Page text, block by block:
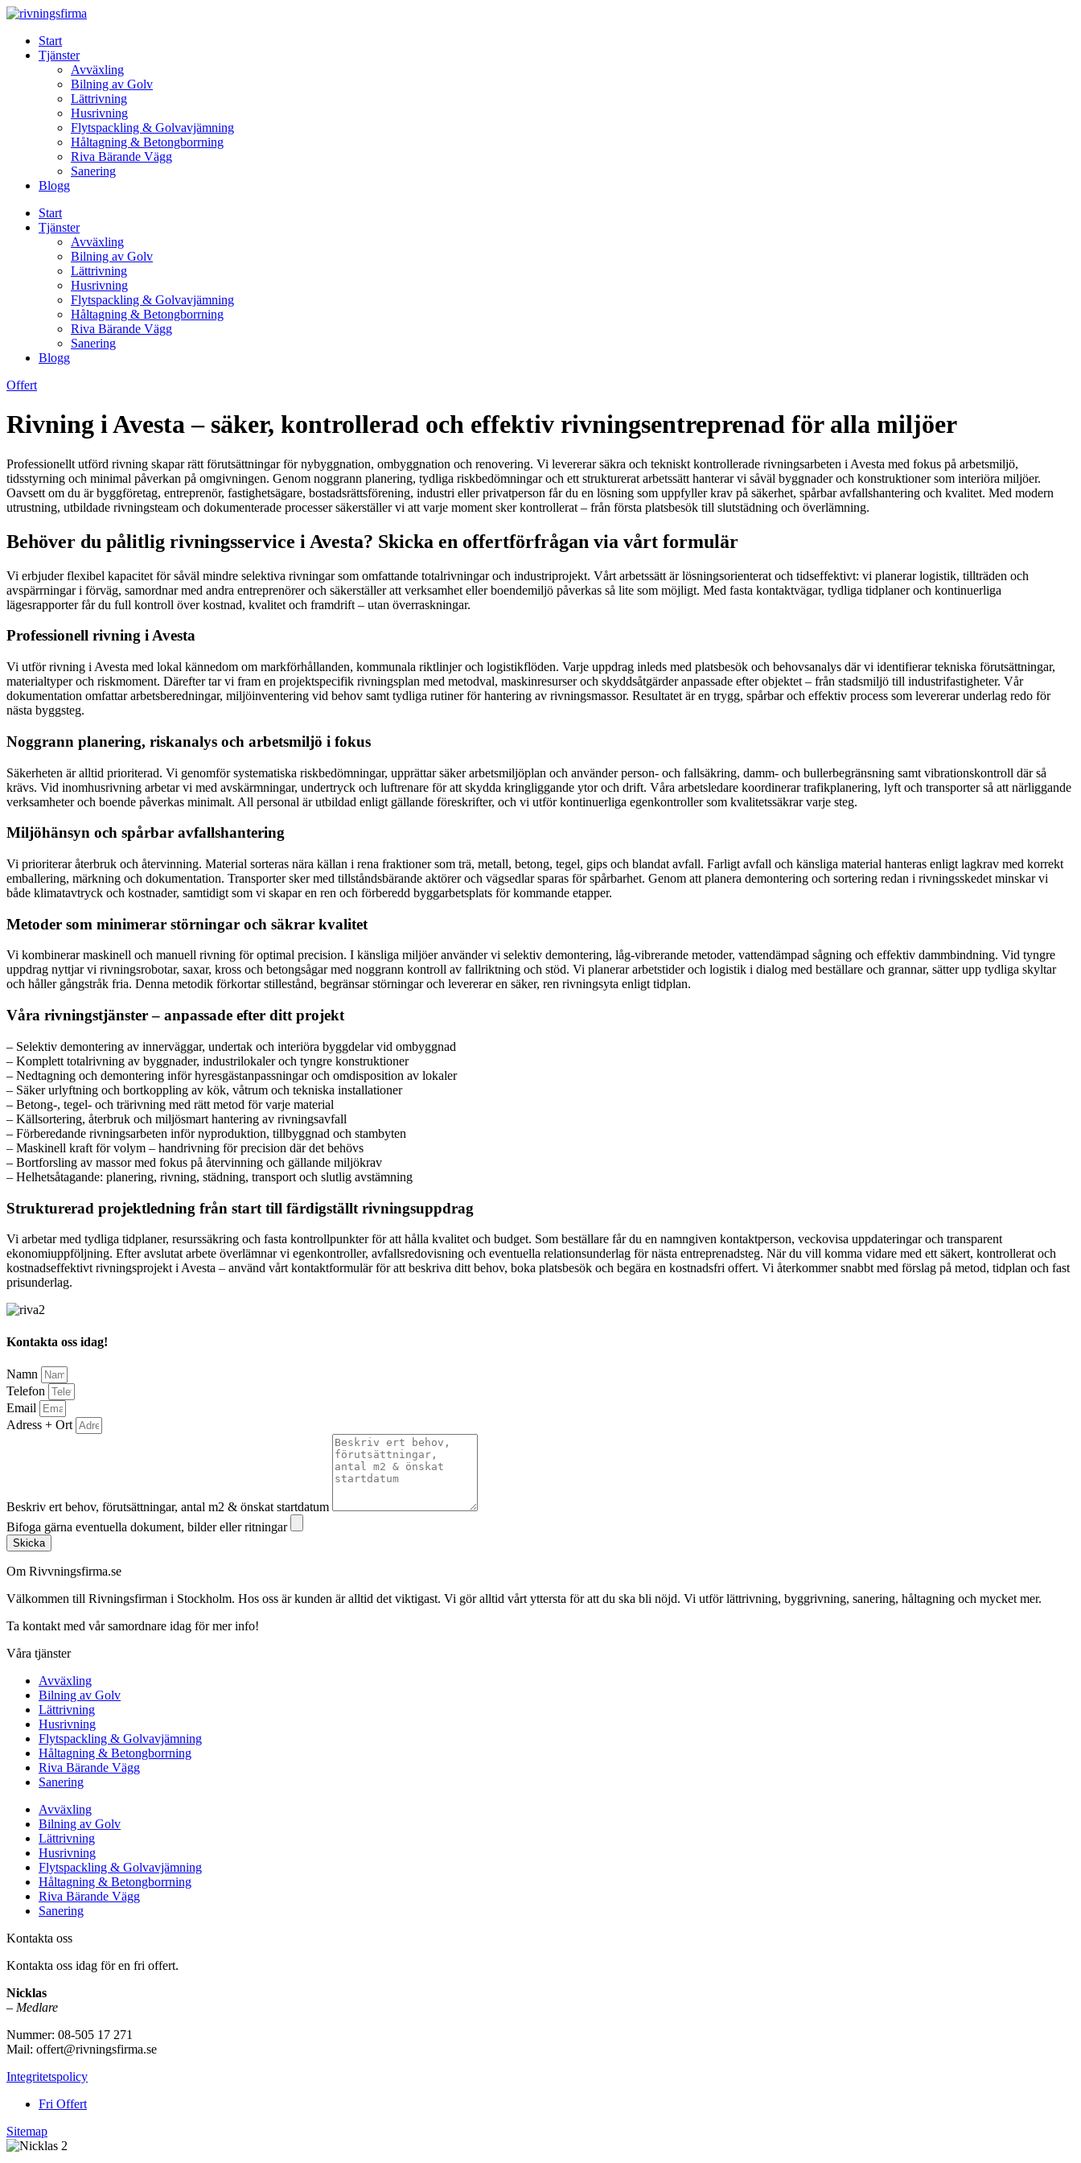
Skip
contentStart
Tjänster
Avväxling
Bilning av Golv
Lättrivning
Husrivning
Flytspackling & Golvavjämning
Håltagning & Betongborrning
Riva Bärande Vägg
Sanering
Blogg
Start
Tjänster
Avväxling
Bilning av Golv
Lättrivning
Husrivning
Flytspackling & Golvavjämning
Håltagning & Betongborrning
Riva Bärande Vägg
Sanering
Blogg
Offert
Rivning i Avesta – säker, kontrollerad och effektiv rivningsentreprenad för alla miljöer
Professionellt utförd rivning skapar rätt förutsättningar för nybyggnation, ombyggnation och renovering. Vi levererar säkra och tekniskt kontrollerade rivningsarbeten i Avesta med fokus på arbetsmiljö,
tidsstyrning och minimal påverkan på omgivningen. Genom noggrann planering, tydliga riskbedömningar och ett strukturerat arbetssätt hanterar vi såväl byggnader och konstruktioner som interiöra miljöer.
Oavsett om du är byggföretag, entreprenör, fastighetsägare, bostadsrättsförening, industri eller privatperson får du en lösning som uppfyller krav på säkerhet, spårbar avfallshantering och kvalitet. Med modern
utrustning, utbildade rivningsteam och dokumenterade processer säkerställer vi att varje moment sker kontrollerat – från första platsbesök till slutstädning och överlämning.
Behöver du pålitlig rivningsservice i Avesta? Skicka en offertförfrågan via vårt formulär
Vi erbjuder flexibel kapacitet för såväl mindre selektiva rivningar som omfattande totalrivningar och industriprojekt. Vårt arbetssätt är lösningsorienterat och tidseffektivt: vi planerar logistik, tillträden och
avspärrningar i förväg, samordnar med andra entreprenörer och säkerställer att verksamhet eller boendemiljö påverkas så lite som möjligt. Med fasta kontaktvägar, tydliga tidplaner och kontinuerliga
lägesrapporter får du full kontroll över kostnad, kvalitet och framdrift – utan överraskningar.
Professionell rivning i Avesta
Vi utför rivning i Avesta med lokal kännedom om markförhållanden, kommunala riktlinjer och logistikflöden. Varje uppdrag inleds med platsbesök och behovsanalys där vi identifierar tekniska förutsättningar,
materialtyper och riskmoment. Därefter tar vi fram en projektspecifik rivningsplan med metodval, maskinresurser och skyddsåtgärder anpassade efter objektet – från stadsmiljö till industrifastigheter. Vår
dokumentation omfattar arbetsberedningar, miljöinventering vid behov samt tydliga rutiner för hantering av rivningsmassor. Resultatet är en trygg, spårbar och effektiv process som levererar underlag redo för
nästa byggsteg.
Noggrann planering, riskanalys och arbetsmiljö i fokus
Säkerheten är alltid prioriterad. Vi genomför systematiska riskbedömningar, upprättar säker arbetsmiljöplan och använder person- och fallsäkring, damm- och bullerbegränsning samt vibrationskontroll där så
krävs. Vid inomhusrivning arbetar vi med avskärmningar, undertryck och luftrenare för att skydda kringliggande ytor och drift. Våra arbetsledare koordinerar trafikplanering, lyft och transporter så att närliggande
verksamheter och boende påverkas minimalt. All personal är utbildad enligt gällande föreskrifter, och vi utför kontinuerliga egenkontroller som kvalitetssäkrar varje steg.
Miljöhänsyn och spårbar avfallshantering
Vi prioriterar återbruk och återvinning. Material sorteras nära källan i rena fraktioner som trä, metall, betong, tegel, gips och blandat avfall. Farligt avfall och känsliga material hanteras enligt lagkrav med korrekt
emballering, märkning och dokumentation. Transporter sker med tillståndsbärande aktörer och vägsedlar sparas för spårbarhet. Genom att planera demontering och sortering redan i rivningsskedet minskar vi
både klimatavtryck och kostnader, samtidigt som vi skapar en ren och förberedd byggarbetsplats för kommande etapper.
Metoder som minimerar störningar och säkrar kvalitet
Vi kombinerar maskinell och manuell rivning för optimal precision. I känsliga miljöer använder vi selektiv demontering, låg-vibrerande metoder, vattendämpad sågning och effektiv dammbindning. Vid tyngre
uppdrag nyttjar vi rivningsrobotar, saxar, kross och betongsågar med noggrann kontroll av fallriktning och stöd. Vi planerar arbetstider och logistik i dialog med beställare och grannar, sätter upp tydliga skyltar
och håller gångstråk fria. Denna metodik förkortar stillestånd, begränsar störningar och levererar en säker, ren rivningsyta enligt tidplan.
Våra rivningstjänster – anpassade efter ditt projekt
– Selektiv demontering av innerväggar, undertak och interiöra byggdelar vid ombyggnad
– Komplett totalrivning av byggnader, industrilokaler och tyngre konstruktioner
– Nedtagning och demontering inför hyresgästanpassningar och omdisposition av lokaler
– Säker urlyftning och bortkoppling av kök, våtrum och tekniska installationer
– Betong-, tegel- och trärivning med rätt metod för varje material
– Källsortering, återbruk och miljösmart hantering av rivningsavfall
– Förberedande rivningsarbeten inför nyproduktion, tillbyggnad och stambyten
– Maskinell kraft för volym – handrivning för precision där det behövs
– Bortforsling av massor med fokus på återvinning och gällande miljökrav
– Helhetsåtagande: planering, rivning, städning, transport och slutlig avstämning
Strukturerad projektledning från start till färdigställt rivningsuppdrag
Vi arbetar med tydliga tidplaner, resurssäkring och fasta kontrollpunkter för att hålla kvalitet och budget. Som beställare får du en namngiven kontaktperson, veckovisa uppdateringar och transparent
ekonomiuppföljning. Efter avslutat arbete överlämnar vi egenkontroller, avfallsredovisning och eventuella relationsunderlag för nästa entreprenadsteg. När du vill komma vidare med ett säkert, kontrollerat och
kostnadseffektivt rivningsprojekt i Avesta – använd vårt kontaktformulär för att beskriva ditt behov, boka platsbesök och begära en kostnadsfri offert. Vi återkommer snabbt med förslag på metod, tidplan och fast
prisunderlag.
Kontakta oss idag!
Namn
Telefon
Email
Adress + Ort
Beskriv ert behov, förutsättningar, antal m2 & önskat startdatum
Bifoga gärna eventuella dokument, bilder eller ritningar
Skicka
Om Rivvningsfirma.se
Välkommen till Rivningsfirman i Stockholm. Hos oss är kunden är alltid det viktigast. Vi gör alltid vårt yttersta för att du ska bli nöjd. Vi utför lättrivning, byggrivning, sanering, håltagning och mycket mer.
Ta kontakt med vår samordnare idag för mer info!
Våra tjänster
Avväxling
Bilning av Golv
Lättrivning
Husrivning
Flytspackling & Golvavjämning
Håltagning & Betongborrning
Riva Bärande Vägg
Sanering
Avväxling
Bilning av Golv
Lättrivning
Husrivning
Flytspackling & Golvavjämning
Håltagning & Betongborrning
Riva Bärande Vägg
Sanering
Kontakta oss
Kontakta oss idag för en fri offert.
Nicklas
– Medlare
Nummer: 08-505 17 271
Mail: offert@rivningsfirma.se
Integritetspolicy
Fri Offert
Sitemap